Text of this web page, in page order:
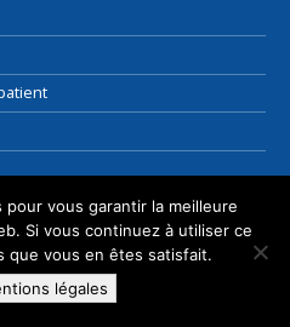
vous garantir la meilleure
Si vous continuez à utiliser ce
que vous en êtes satisfait.
légales